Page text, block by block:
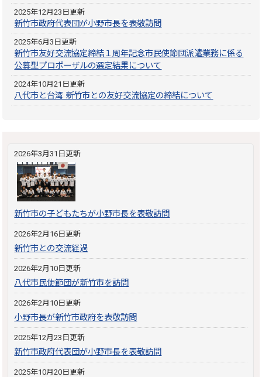
2025年12月23日更新
新竹市政府代表団が小野市長を表敬訪問
2025年6月3日更新
新竹市友好交流協定締結１周年記念市民使節団派遣業務に係る
公募型プロポーザルの選定結果について
2024年10月21日更新
八代市と台湾 新竹市との友好交流協定の締結について
2026年3月31日更新
新竹市の子どもたちが小野市長を表敬訪問
2026年2月16日更新
新竹市との交流経過
2026年2月10日更新
八代市民使節団が新竹市を訪問
2026年2月10日更新
小野市長が新竹市政府を表敬訪問
2025年12月23日更新
新竹市政府代表団が小野市長を表敬訪問
2025年10月20日更新